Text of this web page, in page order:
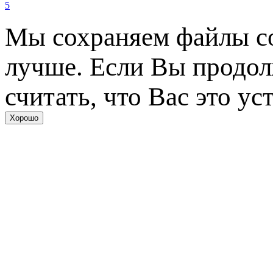
5
Мы сохраняем файлы
лучше. Если Вы
считать, что Вас это
Хорошо